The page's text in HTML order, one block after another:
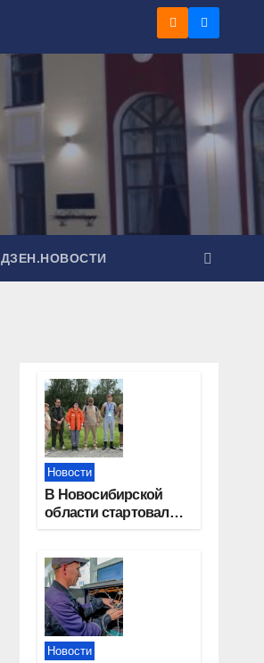
ДЗЕН.НОВОСТИ
Новости
В Новосибирской
области стартовал
Новости